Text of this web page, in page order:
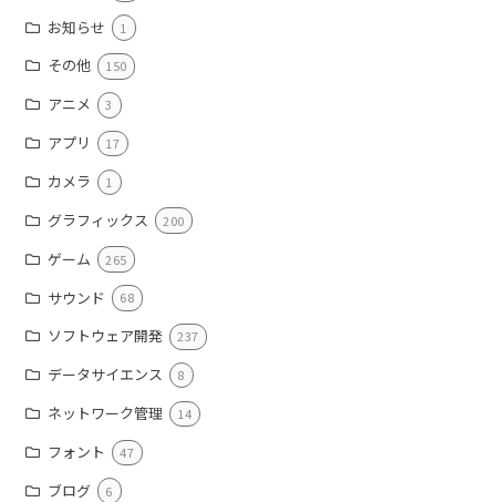
お知らせ 1
その他 150
アニメ 3
アプリ 17
カメラ 1
グラフィックス 200
ゲーム 265
サウンド 68
ソフトウェア開発 237
データサイエンス 8
ネットワーク管理 14
フォント 47
ブログ 6